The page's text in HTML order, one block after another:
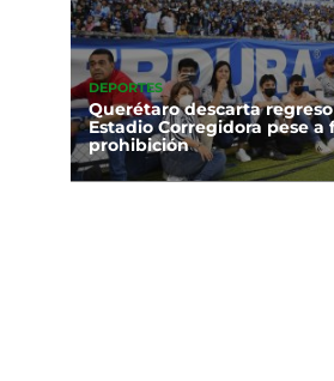
DEPORTES
Querétaro descarta
Estadio Corregidora pese a
prohibición